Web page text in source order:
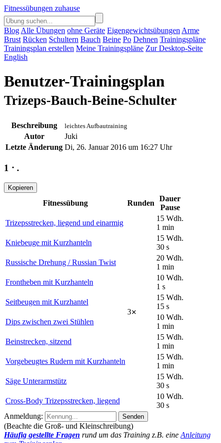
Fitnessübungen zuhause
Blog Alle Übungen ohne Geräte Eigengewichtsübungen Arme
Brust Rücken Schultern Bauch Beine Po Dehnen Trainingspläne
Trainingsplan erstellen Meine Trainingspläne Zur Desktop-Seite
English
Benutzer-Trainingsplan
Trizeps-Bauch-Beine-Schulter
Beschreibung leichtes Aufbautraining
Autor
Juki
Letzte Änderung Di, 26. Januar 2016 um 16:27 Uhr
1 ⋅ .
Fitnessübung Runden
Dauer
Pause
Trizepsstrecken, liegend und einarmig
3✕
15 Wdh.
1 min
Kniebeuge mit Kurzhanteln
15 Wdh.
30 s
Russische Drehung / Russian Twist
20 Wdh.
1 min
Frontheben mit Kurzhanteln
10 Wdh.
1 s
Seitbeugen mit Kurzhantel
15 Wdh.
15 s
Dips zwischen zwei Stühlen
10 Wdh.
1 min
Beinstrecken, sitzend
15 Wdh.
1 min
Vorgebeugtes Rudern mit Kurzhanteln
15 Wdh.
1 min
Säge Unterarmstütz
15 Wdh.
30 s
Cross-Body Trizepsstrecken, liegend
10 Wdh.
30 s
Anmeldung:
Senden
(Beachte die Groß- und Kleinschreibung)
Häufig gestellte Fragen rund um das Training z.B. eine Anleitung